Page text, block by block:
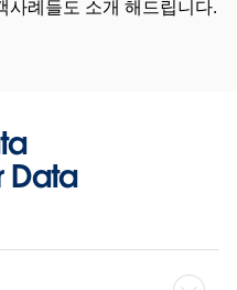
사례들도 소개 해드립니다.
Data